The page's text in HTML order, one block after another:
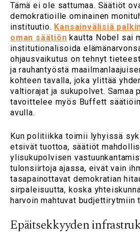
Tämä ei ole sattumaa. Säätiöt
demokratioille ominainen
instituutio. Kansainvälisiä
oman säätiön kautta Nobel sai
institutionalisoida
ohjausvaikutus on tehnyt
ja rauhantyöstä
kohteen tavalla, joka ylittää
valtiorajat ja sukupolvet. Samaa
tavoittelee myös Buffett
avulla.
Kun politiikka toimii lyhyissä
etsivät tuottoa, säätiöt
ylisukupolvisen
tulonsiirtoja ajassa, eivät vain
tasapainottavat demokratian
sirpaleisuutta, koska
harvoin mahtuvat budjettirytmiin
Epäitsekkyyden